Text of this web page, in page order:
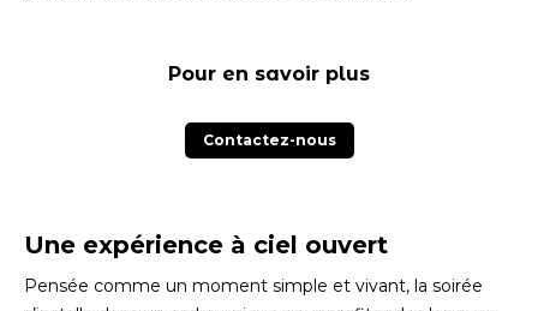
Pour en savoir plus
Contactez-nous
Une expérience à ciel ouvert
Pensée comme un moment simple et vivant, la soirée